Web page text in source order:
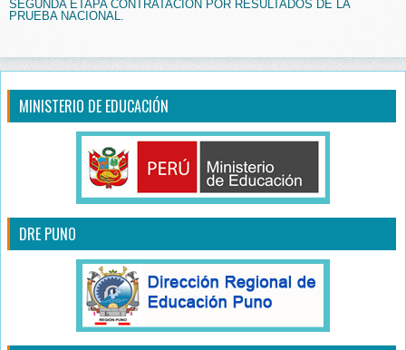
SEGUNDA ETAPA CONTRATACIÓN POR RESULTADOS DE LA
PRUEBA NACIONAL.
MINISTERIO DE EDUCACIÓN
DRE PUNO